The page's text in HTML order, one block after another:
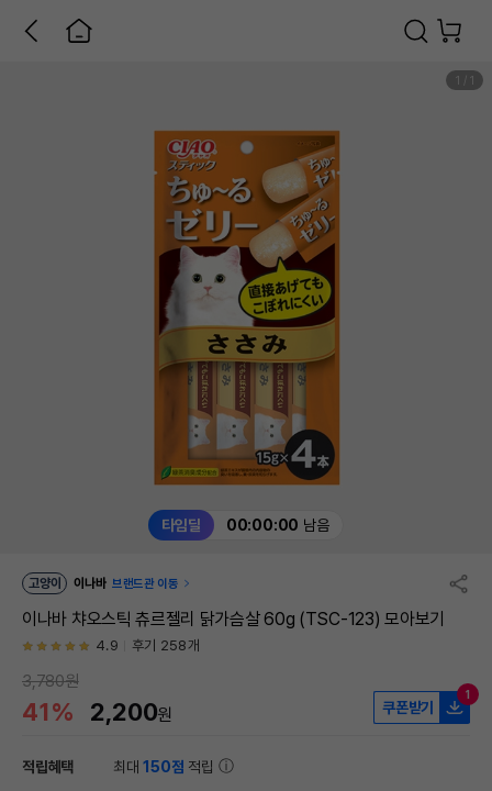
타임딜 00:00:00 남음
1 1
고양이 이나바 브랜드관 이동
이나바 챠오스틱 츄르젤리 닭가슴살 60g (TSC-123) 모아보기
4.9 후기 258개
3,780원
41% 2,200원 쿠폰받기
1
적립혜택 최대150점 적립